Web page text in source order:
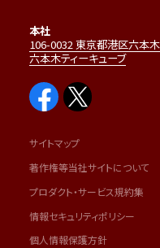
本社
106-0032 東京都港区六本
六本木ティーキューブ
サイトマップ
著作権等当社サイトについて
プロダクト・サービス規約集
情報セキュリティポリシー
個人情報保護方針